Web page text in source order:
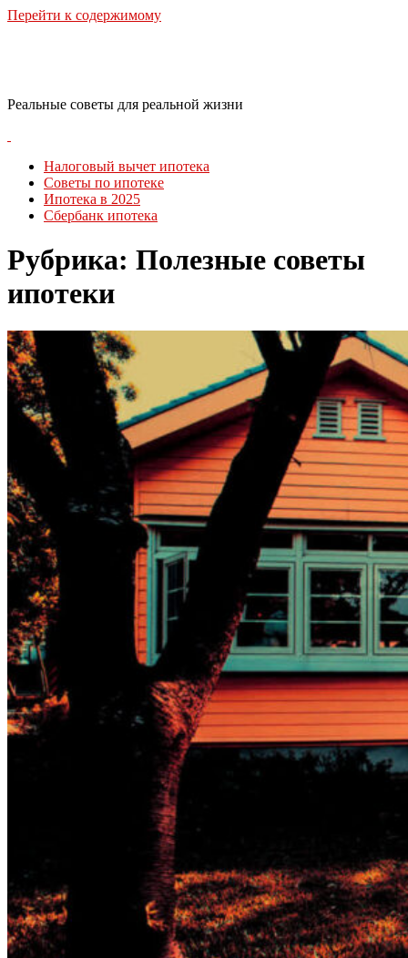
Перейти к содержимому
Реальные советы для реальной жизни
Налоговый вычет ипотека
Советы по ипотеке
Ипотека в 2025
Сбербанк ипотека
Рубрика: Полезные советы
ипотеки